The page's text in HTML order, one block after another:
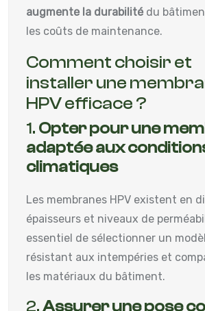
augmente la durabilité du
les coûts de maintenance.
Comment choisir et
installer une
HPV efficace ?
1. Opter pour une
adaptée aux
climatiques
Les membranes HPV existent en
épaisseurs et niveaux de
essentiel de sélectionner un
résistant aux intempéries et
les matériaux du bâtiment.
2.Assurer une pose